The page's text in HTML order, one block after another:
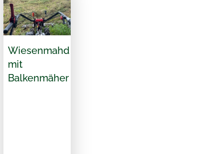
Wiesenmahd
mit
Balkenmäher